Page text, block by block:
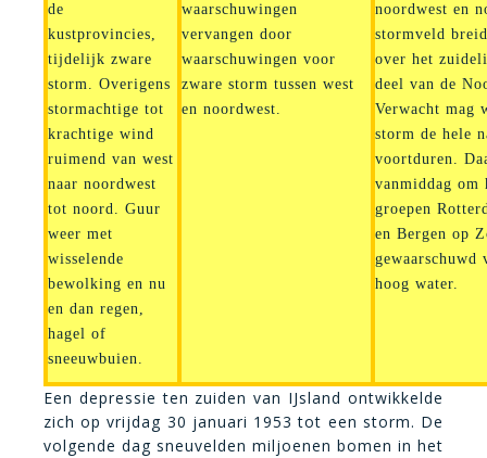
de
kustprovincies,
tijdelijk zware
storm. Overigens
stormachtige tot
krachtige wind
ruimend van west
naar noordwest
tot noord. Guur
weer met
wisselende
bewolking en nu
en dan regen,
hagel of
sneeuwbuien.
waarschuwingen
vervangen door
waarschuwingen voor
zware storm tussen west
en noordwest.
noordwest en
stormveld
over het
deel van de
Verwacht mag
storm de hele
voortduren.
vanmiddag om
groepen
en Bergen op
hoog water.
Een depressie ten zuiden van IJsland ontwikkelde
zich op vrijdag 30 januari 1953 tot een storm. De
volgende dag sneuvelden miljoenen bomen in het